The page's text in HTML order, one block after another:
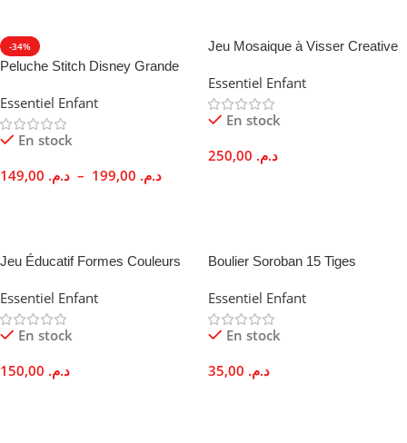
-34%
Peluche Stitch Disney Grande
Enfant
Essentiel Enfant
En stock
د.م. – د.م.
Jeu Mosaique à Visser Creative
3 Ans
Essentiel Enfant
En stock
د.م.
Jeu Éducatif Formes Couleurs
Ans
Essentiel Enfant
En stock
د.م.
Boulier Soroban 15 Tiges
Enfants
Essentiel Enfant
En stock
د.م.